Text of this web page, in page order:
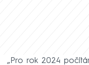
„Pro rok 2024